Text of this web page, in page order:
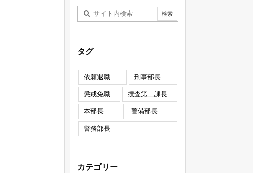
タグ
依願退職
刑事部長
懲戒免職
捜査第二課長
本部長
警備部長
警務部長
カテゴリー